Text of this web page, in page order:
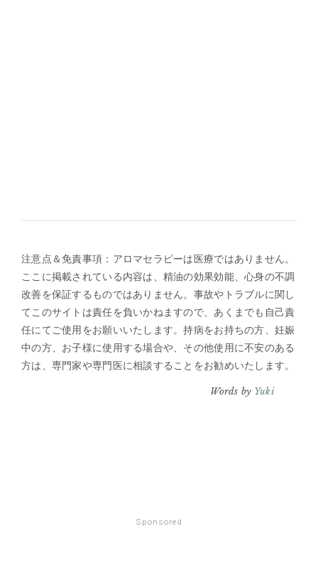
注意点＆免責事項：アロマセラピーは医療ではありません。
ここに掲載されている内容は、精油の効果効能、心身の不調
改善を保証するものではありません。事故やトラブルに関し
てこのサイトは責任を負いかねますので、あくまでも自己責
任にてご使用をお願いいたします。持病をお持ちの方、妊娠
中の方、お子様に使用する場合や、その他使用に不安のある
方は、専門家や専門医に相談することをお勧めいたします。
Words by Yuki
Sponsored